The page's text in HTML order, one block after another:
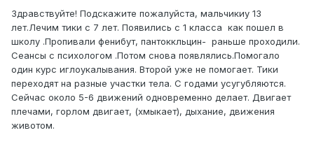
Здравствуйте! Подскажите пожалуйста, мальчикиу 13
лет.Лечим тики с 7 лет. Появились с 1 класса как пошел в
школу .Пропивали фенибут, пантоккльцин- раньше проходили.
Сеансы с психологом .Потом снова появлялись.Помогало
один курс иглоукалывания. Второй уже не помогает. Тики
переходят на разные участки тела. С годами усугубляются.
Сейчас около 5-6 движений одновременно делает. Двигает
плечами, горлом двигает, (хмыкает), дыхание, движения
животом.